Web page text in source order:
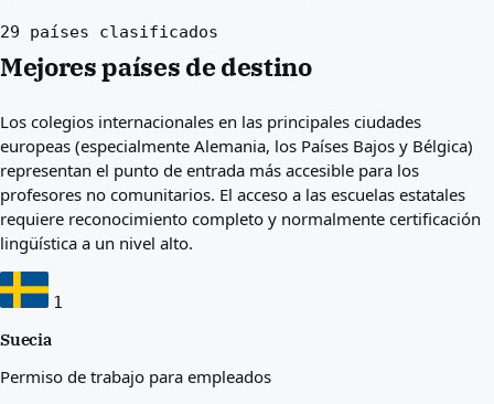
29 países clasificados
Mejores países de destino
Los colegios internacionales en las principales ciudades
europeas (especialmente Alemania, los Países Bajos y Bélgica)
representan el punto de entrada más accesible para los
profesores no comunitarios. El acceso a las escuelas estatales
requiere reconocimiento completo y normalmente certificación
lingüística a un nivel alto.
1
Suecia
Permiso de trabajo para empleados